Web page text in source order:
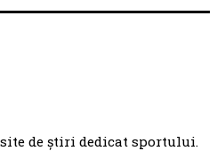
de știri dedicat sportului.